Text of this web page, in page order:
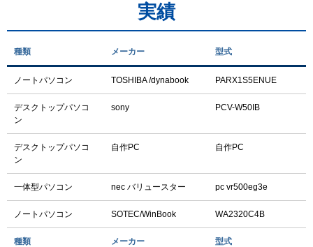
実績
種類 メーカー 型式
ノートパソコン TOSHIBA /dynabook PARX1S5ENUE
デスクトップパソコ
ン
sony PCV-W50IB
デスクトップパソコ
ン
自作PC 自作PC
一体型パソコン nec バリュースター pc vr500eg3e
ノートパソコン SOTEC/WinBook WA2320C4B
種類 メーカー 型式